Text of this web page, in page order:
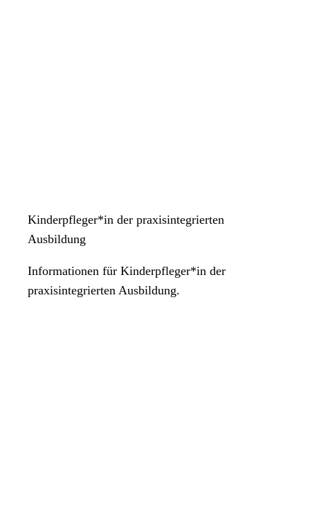
Kinderpfleger*in der praxisintegrierten
Ausbildung
Informationen für Kinderpfleger*in der
praxisintegrierten Ausbildung.